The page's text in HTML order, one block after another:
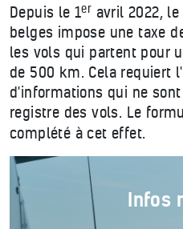
Depuis le 1er avril 2022,
belges impose une taxe
les vols qui partent pour
de 500 km. Cela requiert
d'informations qui ne
registre des vols. Le
complété à cet effet.
Infos